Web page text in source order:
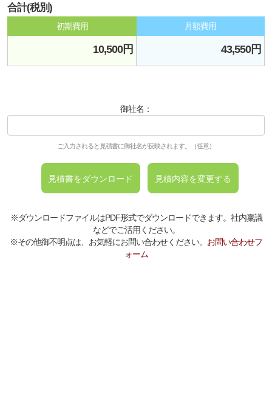
合計(税別)
初期費用 月額費用
10,500円 43,550円
御社名：
ご入力されると見積書に御社名が反映されます。（任意）
※ダウンロードファイルはPDF形式でダウンロードできます。社内稟議
などでご活用ください。
※その他御不明点は、お気軽にお問い合わせください。 お問い合わせフ
ォーム